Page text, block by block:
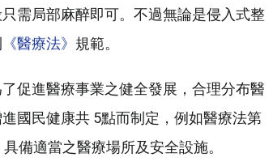
需局部麻醉即可。不過無論是侵入式整
《醫療法》 規範。
促進醫療事業之健全發展，合理分布醫
國民健康共 5點而制定，例如醫療法第
備適當之醫療場所及安全設施。